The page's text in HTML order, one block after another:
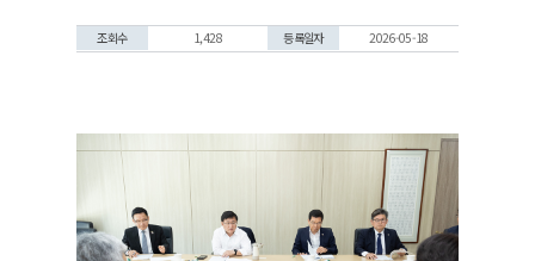
조회수 1,428 등록일자 2026-05-18